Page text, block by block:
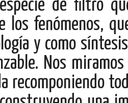
de filtro
los fenómenos,
y como
Nos
recomponiendo